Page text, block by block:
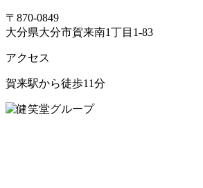
〒870-0849
大分県大分市賀来南1丁目1-83
アクセス
賀来駅から徒歩11分